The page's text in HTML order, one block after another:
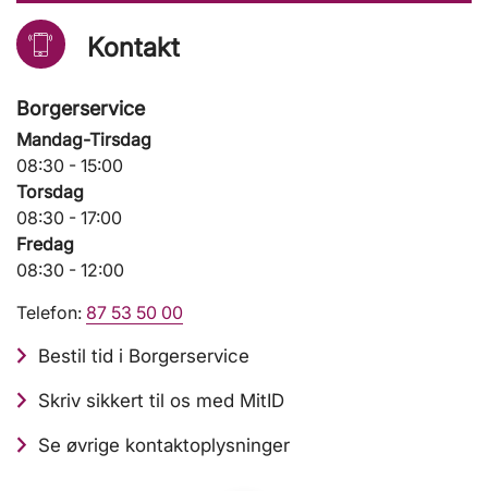
Kontakt
Borgerservice
Mandag-Tirsdag
08:30 - 15:00
Torsdag
08:30 - 17:00
Fredag
08:30 - 12:00
Telefon: 87 53 50 00
Bestil tid i Borgerservice
Skriv sikkert til os med MitID
Se øvrige kontaktoplysninger